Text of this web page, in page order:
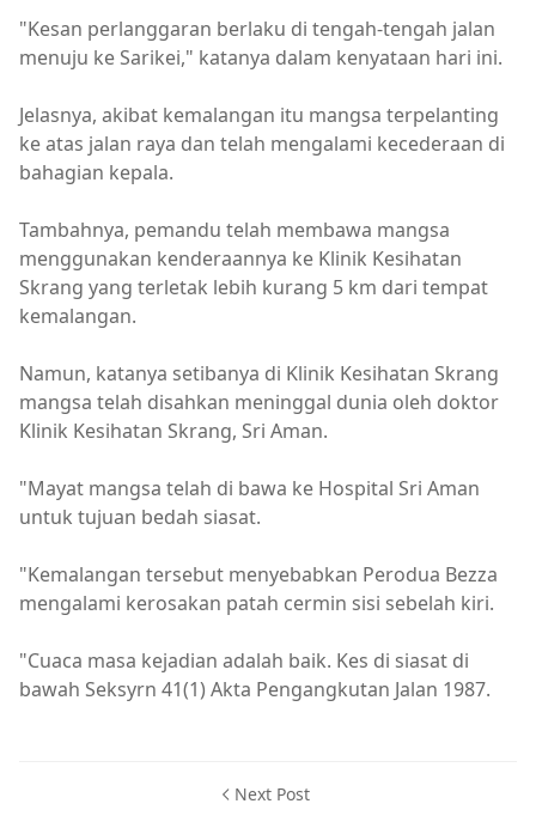
"Kesan perlanggaran berlaku di tengah-tengah jalan
menuju ke Sarikei," katanya dalam kenyataan hari ini.
Jelasnya, akibat kemalangan itu mangsa terpelanting
ke atas jalan raya dan telah mengalami kecederaan di
bahagian kepala.
Tambahnya, pemandu telah membawa mangsa
menggunakan kenderaannya ke Klinik Kesihatan
Skrang yang terletak lebih kurang 5 km dari tempat
kemalangan.
Namun, katanya setibanya di Klinik Kesihatan Skrang
mangsa telah disahkan meninggal dunia oleh doktor
Klinik Kesihatan Skrang, Sri Aman.
"Mayat mangsa telah di bawa ke Hospital Sri Aman
untuk tujuan bedah siasat.
"Kemalangan tersebut menyebabkan Perodua Bezza
mengalami kerosakan patah cermin sisi sebelah kiri.
"Cuaca masa kejadian adalah baik. Kes di siasat di
bawah Seksyrn 41(1) Akta Pengangkutan Jalan 1987.
Next Post